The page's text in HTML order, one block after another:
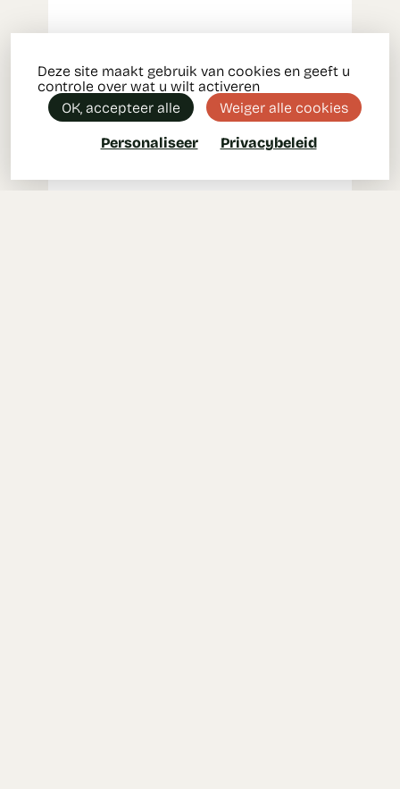
Deze site maakt gebruik van cookies en geeft u
controle over wat u wilt activeren
OK, accepteer alle
Weiger alle cookies
Personaliseer Privacybeleid